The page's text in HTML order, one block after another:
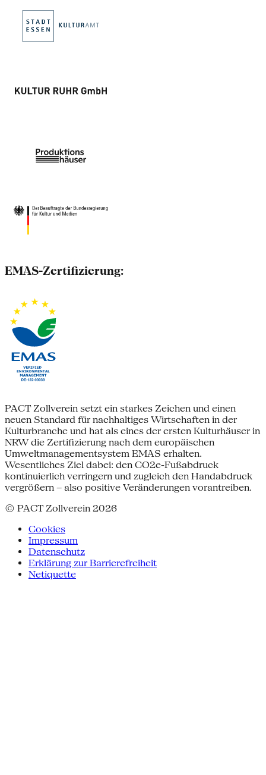
EMAS-Zertifizierung:
PACT Zollverein setzt ein starkes Zeichen und einen
neuen Standard für nachhaltiges Wirtschaften in der
Kulturbranche und hat als eines der ersten Kulturhäuser in
NRW die Zertifizierung nach dem europäischen
Umweltmanagementsystem EMAS erhalten.
Wesentliches Ziel dabei: den CO2e-Fußabdruck
kontinuierlich verringern und zugleich den Handabdruck
vergrößern – also positive Veränderungen vorantreiben.
© PACT Zollverein 2026
Cookies
Impressum
Datenschutz
Erklärung zur Barrierefreiheit
Netiquette